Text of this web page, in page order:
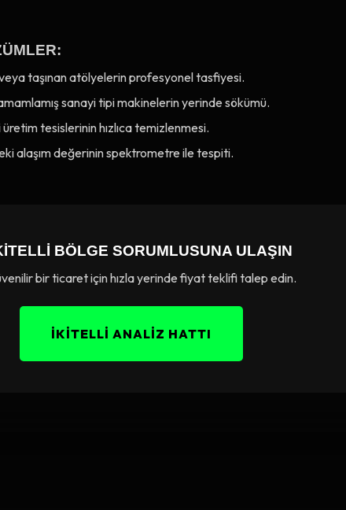
taşınan atölyelerin profesyonel tasfiyesi.
sanayi tipi makinelerin yerinde sökümü.
üretim tesislerinin hızlıca temizlenmesi.
alaşım değerinin spektrometre ile tespiti.
BÖLGE SORUMLUSUNA ULAŞIN
bir ticaret için hızla yerinde fiyat teklifi talep edin.
İKİTELLİ ANALİZ HATTI